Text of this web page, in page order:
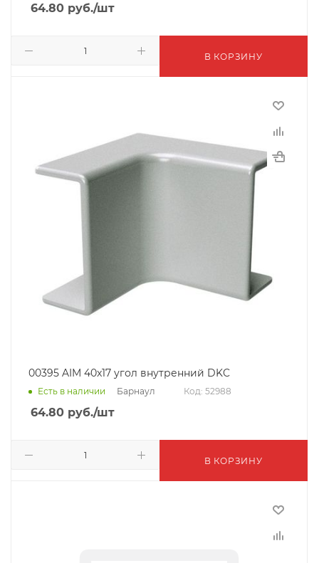
64.80 руб./шт
В КОРЗИНУ
00395 AIM 40x17 угол внутренний DKC
Есть в наличии Барнаул Код: 52988
64.80 руб./шт
В КОРЗИНУ